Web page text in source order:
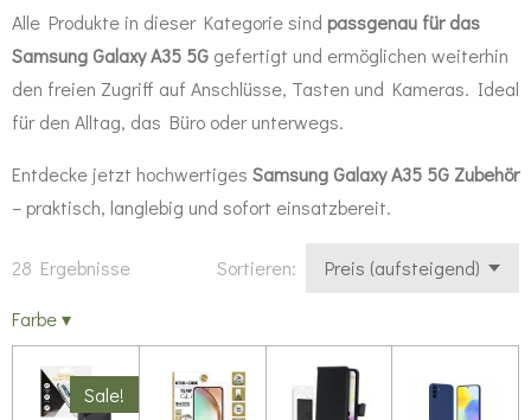
Alle Produkte in dieser Kategorie sind passgenau für das
Samsung Galaxy A35 5G gefertigt und ermöglichen weiterhin
den freien Zugriff auf Anschlüsse, Tasten und Kameras. Ideal
für den Alltag, das Büro oder unterwegs.
Entdecke jetzt hochwertiges Samsung Galaxy A35 5G Zubehör
– praktisch, langlebig und sofort einsatzbereit.
28 Ergebnisse Sortieren:
Farbe▾
Sale!